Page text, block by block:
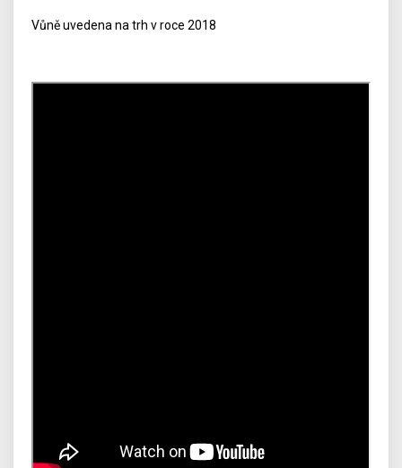
Vůně uvedena na trh v roce 2018